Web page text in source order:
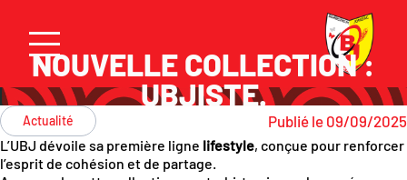
NOUVELLE COLLECTION :
UBJISTE.
Actualité Publié le 09/09/2025
L’UBJ dévoile sa première ligne lifestyle, conçue pour renforcer
l’esprit de cohésion et de partage.